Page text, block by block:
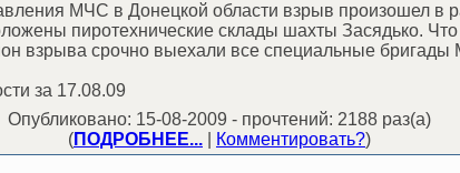
МЧС в Донецкой области взрыв произошел в
пиротехнические склады шахты Засядько.
взрыва срочно выехали все специальные
за 17.08.09
Опубликовано: 15-08-2009 - прочтений: 2188 раз(а)
(ПОДРОБНЕЕ... Комментировать?)